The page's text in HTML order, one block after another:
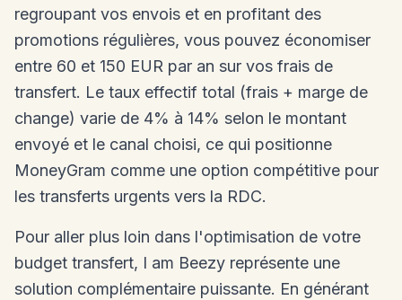
regroupant vos envois et en profitant des
promotions régulières, vous pouvez économiser
entre 60 et 150 EUR par an sur vos frais de
transfert. Le taux effectif total (frais + marge de
change) varie de 4% à 14% selon le montant
envoyé et le canal choisi, ce qui positionne
MoneyGram comme une option compétitive pour
les transferts urgents vers la RDC.
Pour aller plus loin dans l'optimisation de votre
budget transfert, I am Beezy représente une
solution complémentaire puissante. En générant